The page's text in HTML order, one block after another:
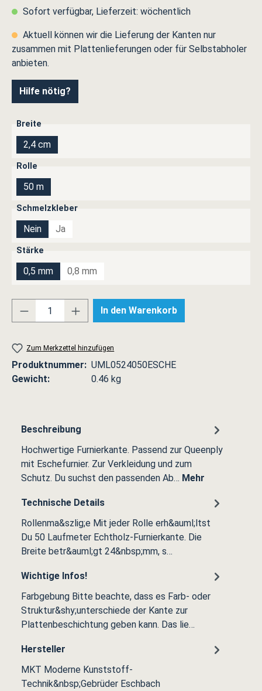
Sofort verfügbar, Lieferzeit: wöchentlich
Aktuell können wir die Lieferung der Kanten nur
zusammen mit Plattenlieferungen oder für Selbstabholer
anbieten.
Hilfe nötig?
Breite
2,4 cm
Rolle
50 m
Schmelzkleberauswählen
Nein Ja
Stärke
0,5 mm 0,8 mm
Produkt Anzahl: Gib den gewünschten
In den Warenkorb
Zum Merkzettel hinzufügen
Produktnummer: UML0524050ESCHE
Gewicht:
0.46 kg
Beschreibung
Hochwertige Furnierkante. Passend zur Queenply
mit Eschefurnier. Zur Verkleidung und zum
Schutz. Du suchst den passenden Ab… Mehr
Technische Details
Rollenma&szlig;e Mit jeder Rolle erh&auml;ltst
Du 50 Laufmeter Echtholz-Furnierkante. Die
Breite betr&auml;gt 24&nbsp;mm, s…
Wichtige Infos!
Farbgebung Bitte beachte, dass es Farb- oder
Struktur&shy;unterschiede der Kante zur
Plattenbeschichtung geben kann. Das lie…
Hersteller
MKT Moderne Kunststoff-
Technik&nbsp;Gebrüder Eschbach